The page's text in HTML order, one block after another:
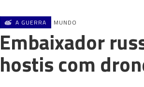
A GUERRA MUNDO
Embaixador
hostis com